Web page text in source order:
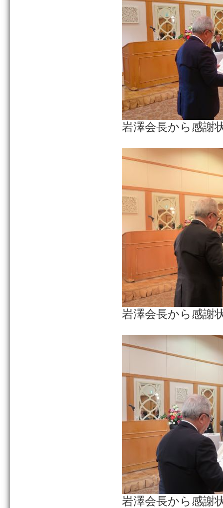
岩澤会長から感謝
岩澤会長から感謝
岩澤会長から感謝